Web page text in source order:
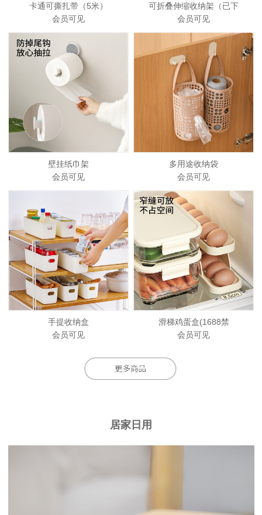
卡通可撕扎带（5米）
会员可见
可折叠伸缩收纳架（已下
会员可见
壁挂纸巾架
会员可见
多用途收纳袋
会员可见
手提收纳盒
会员可见
滑梯鸡蛋盒(1688禁
会员可见
居家日用